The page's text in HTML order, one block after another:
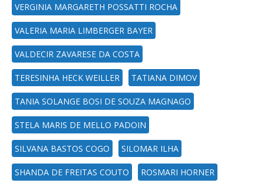
VERGINIA MARGARETH POSSATTI ROCHA
VALERIA MARIA LIMBERGER BAYER
VALDECIR ZAVARESE DA COSTA
TERESINHA HECK WEILLER TATIANA DIMOV
TANIA SOLANGE BOSI DE SOUZA MAGNAGO
STELA MARIS DE MELLO PADOIN
SILVANA BASTOS COGO SILOMAR ILHA
SHANDA DE FREITAS COUTO ROSMARI HORNER